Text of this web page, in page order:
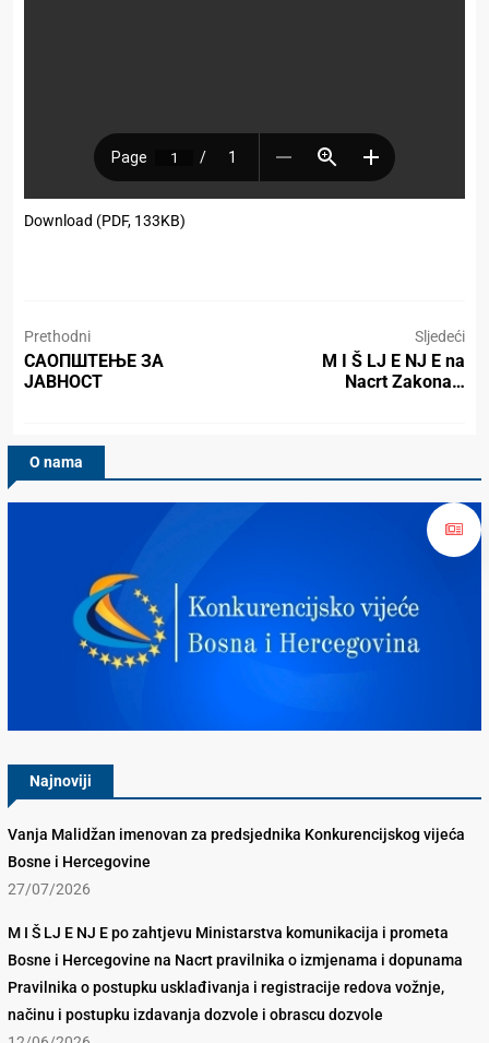
Download (PDF, 133KB)
Prethodni
САОПШТЕЊЕ ЗА
ЈАВНОСТ
Sljedeći
M I Š LJ E NJ E na
Nacrt Zakona…
O nama
Najnoviji
Vanja Malidžan imenovan za predsjednika Konkurencijskog vijeća
Bosne i Hercegovine
27/07/2026
M I Š LJ E NJ E po zahtjevu Ministarstva komunikacija i prometa
Bosne i Hercegovine na Nacrt pravilnika o izmjenama i dopunama
Pravilnika o postupku usklađivanja i registracije redova vožnje,
načinu i postupku izdavanja dozvole i obrascu dozvole